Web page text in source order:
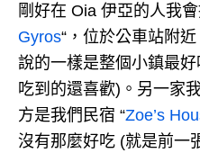
剛好在 Oia 伊亞的人我
Gyros“，位於公車站附
說的一樣是整個小鎮最
吃到的還喜歡)。另一家
方是我們民宿 “Zoe’s
沒有那麼好吃 (就是前一